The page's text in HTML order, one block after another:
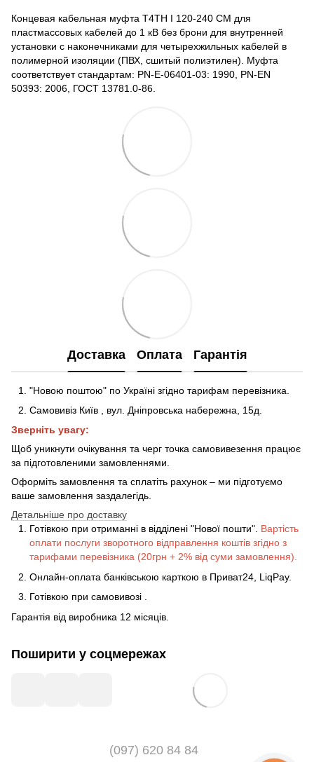
Концевая кабельная муфта T4TH I 120-240 CM для
пластмассовых кабелей до 1 кВ без брони для внутренней
установки с наконечниками для четырехжильных кабелей в
полимерной изоляции (ПВХ, сшитый полиэтилен). Муфта
соответствует стандартам: PN-E-06401-03: 1990, PN-EN
50393: 2006, ГОСТ 13781.0-86.
Доставка Оплата Гарантія
"Новою поштою" по Україні згідно тарифам перевізника.
Самовивіз Київ
вул. Дніпровська набережна , 15д
Зверніть увагу:
Щоб уникнути очікування та черг точка самовивезення працює
за підготовленими замовленнями.
Оформіть замовлення та сплатіть рахунок – ми підготуємо
ваше замовлення заздалегідь.
Детальніше про доставку
Готівкою при отриманні в відділені "Нової пошти". Вартість
оплати послуги зворотного відправлення коштів згідно з
тарифами перевізника (20грн + 2% від суми замовлення).
Онлайн-оплата банківською карткою в Приват24, LiqPay.
Готівкою при самовивозі
Гарантія від виробника 12 місяців.
Поширити у соцмережах
(097) 620 84 84